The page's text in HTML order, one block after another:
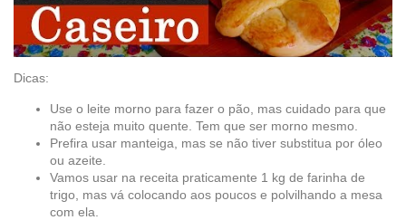
Dicas:
Use o leite morno para fazer o pão, mas cuidado para que
não esteja muito quente. Tem que ser morno mesmo.
Prefira usar manteiga, mas se não tiver substitua por óleo
ou azeite.
Vamos usar na receita praticamente 1 kg de farinha de
trigo, mas vá colocando aos poucos e polvilhando a mesa
com ela.